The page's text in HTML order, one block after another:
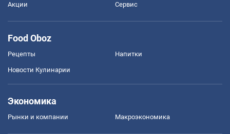
Акции Сервис
Food Oboz
Рецепты Напитки
Новости Кулинарии
Экономика
Рынки и компании Mакроэкономика